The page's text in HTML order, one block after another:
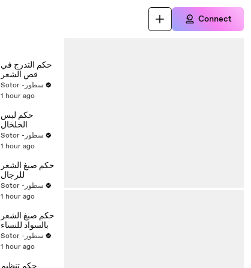
Connect
حكم التدرج في
قص الشعر
Sotor -سطور
1 hour ago
حكم لبس
الخلخال
Sotor -سطور
1 hour ago
حكم صبغ الشعر
للرجال
Sotor -سطور
1 hour ago
حكم صبغ الشعر
بالسواد للنساء
Sotor -سطور
1 hour ago